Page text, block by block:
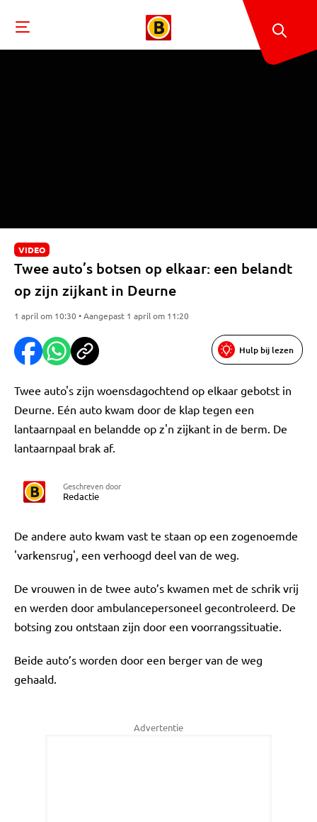
VIDEO
Twee auto’s botsen op elkaar: een belandt
op zijn zijkant in Deurne
1 april om 10:30 • Aangepast 1 april om 11:20
Hulp bij lezen
Twee auto's zijn woensdagochtend op elkaar gebotst in
Deurne. Eén auto kwam door de klap tegen een
lantaarnpaal en belandde op z'n zijkant in de berm. De
lantaarnpaal brak af.
Geschreven door
Redactie
De andere auto kwam vast te staan op een zogenoemde
'varkensrug', een verhoogd deel van de weg.
De vrouwen in de twee auto’s kwamen met de schrik vrij
en werden door ambulancepersoneel gecontroleerd. De
botsing zou ontstaan zijn door een voorrangssituatie.
Beide auto’s worden door een berger van de weg
gehaald.
Advertentie